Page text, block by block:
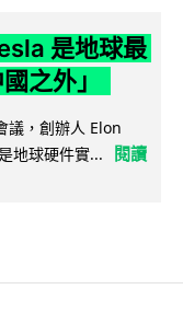
是地球最
之外」
議，創辦人 Elon
地球硬件實...
閱讀